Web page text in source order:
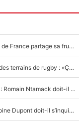
Mis de côté par Fabien Galthié, un joueur du XV de France partage sa frustration : «ils ne me l’ont pas dit tout de suite»
La raison d'être de Matthieu Jalibert en dehors des terrains de rugby : «Ça m'atteint autant que si tu touches à un membre de ma famille»
XV de France - Matthieu Jalibert a tout changé : Romain Ntamack doit-il s’inquiéter pour sa place à un an de la Coupe du monde ?
«Le XV de France est meilleur avec Lucu» : Antoine Dupont doit-il s’inquiéter pour sa place ?